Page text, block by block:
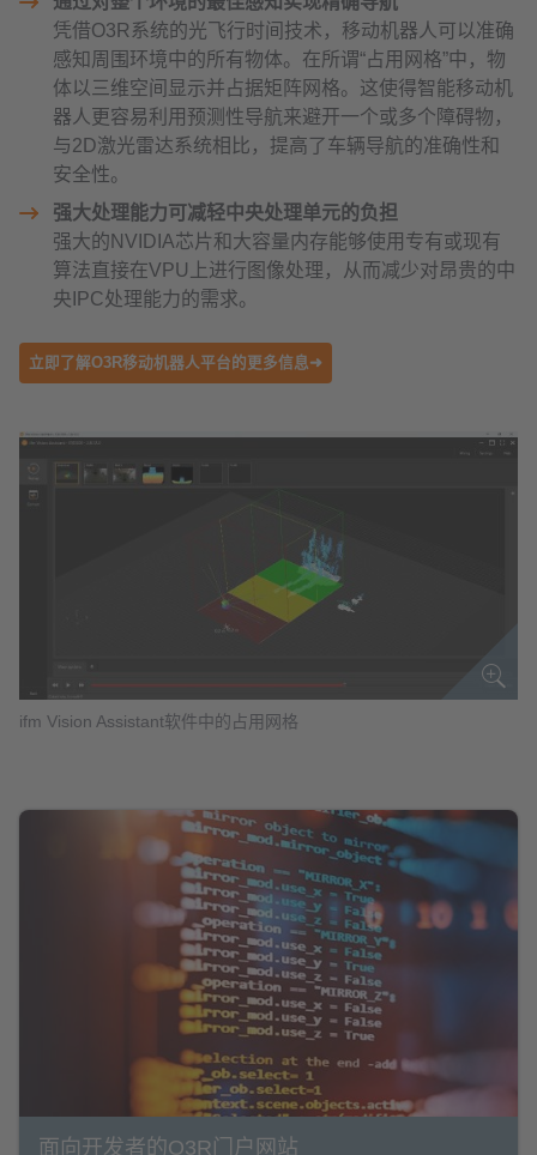
凭借O3R系统的光飞行时间技术，移动机器人可以准确
感知周围环境中的所有物体。在所谓“占用网格”中，物
体以三维空间显示并占据矩阵网格。这使得智能移动机
器人更容易利用预测性导航来避开一个或多个障碍物，
与2D激光雷达系统相比，提高了车辆导航的准确性和
安全性。
强大处理能力可减轻中央处理单元的负担
强大的NVIDIA芯片和大容量内存能够使用专有或现有
算法直接在VPU上进行图像处理，从而减少对昂贵的中
央IPC处理能力的需求。
立即了解O3R移动机器人平台的更多信息➜
ifm Vision Assistant软件中的占用网格
面向开发者的O3R门户网站